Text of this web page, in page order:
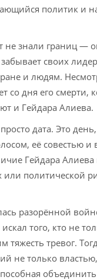
политик и
не знали границ —
своих
и людям.
со дня его смерти,
и Гейдара Алиева.
дата. Это
её совестью
Гейдара Алиева
или политической
разорённой
того, кто не
тяжесть тревог.
не только